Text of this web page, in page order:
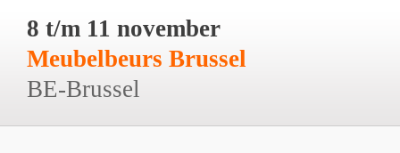
8 t/m 11 november
Meubelbeurs Brussel
BE-Brussel